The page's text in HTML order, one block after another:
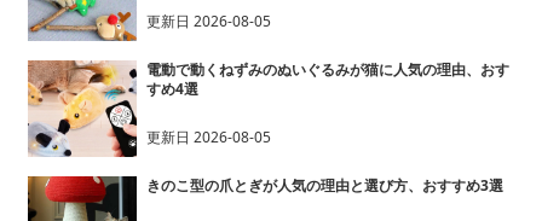
更新日 2026-08-05
電動で動くねずみのぬいぐるみが猫に人気の理由、おす
すめ4選
更新日 2026-08-05
きのこ型の爪とぎが人気の理由と選び方、おすすめ3選